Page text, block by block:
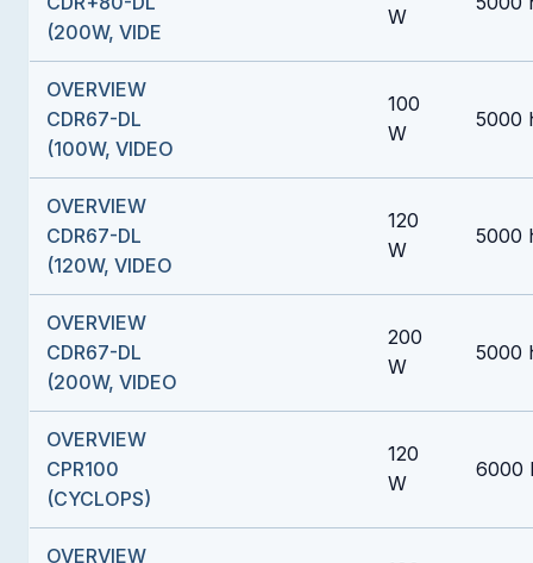
(200W, VIDE
W
OVERVIEW
CDR67-DL
(100W, VIDEO
100
W
5000
OVERVIEW
CDR67-DL
(120W, VIDEO
120
W
5000
OVERVIEW
CDR67-DL
(200W, VIDEO
200
W
5000
OVERVIEW
CPR100
(CYCLOPS)
120
W
6000
OVERVIEW